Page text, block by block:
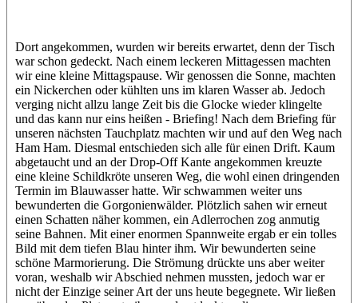
Dort angekommen, wurden wir bereits erwartet, denn der Tisch
war schon gedeckt. Nach einem leckeren Mittagessen machten
wir eine kleine Mittagspause. Wir genossen die Sonne, machten
ein Nickerchen oder kühlten uns im klaren Wasser ab. Jedoch
verging nicht allzu lange Zeit bis die Glocke wieder klingelte
und das kann nur eins heißen - Briefing! Nach dem Briefing für
unseren nächsten Tauchplatz machten wir und auf den Weg nach
Ham Ham. Diesmal entschieden sich alle für einen Drift. Kaum
abgetaucht und an der Drop-Off Kante angekommen kreuzte
eine kleine Schildkröte unseren Weg, die wohl einen dringenden
Termin im Blauwasser hatte. Wir schwammen weiter uns
bewunderten die Gorgonienwälder. Plötzlich sahen wir erneut
einen Schatten näher kommen, ein Adlerrochen zog anmutig
seine Bahnen. Mit einer enormen Spannweite ergab er ein tolles
Bild mit dem tiefen Blau hinter ihm. Wir bewunderten seine
schöne Marmorierung. Die Strömung drückte uns aber weiter
voran, weshalb wir Abschied nehmen mussten, jedoch war er
nicht der Einzige seiner Art der uns heute begegnete. Wir ließen